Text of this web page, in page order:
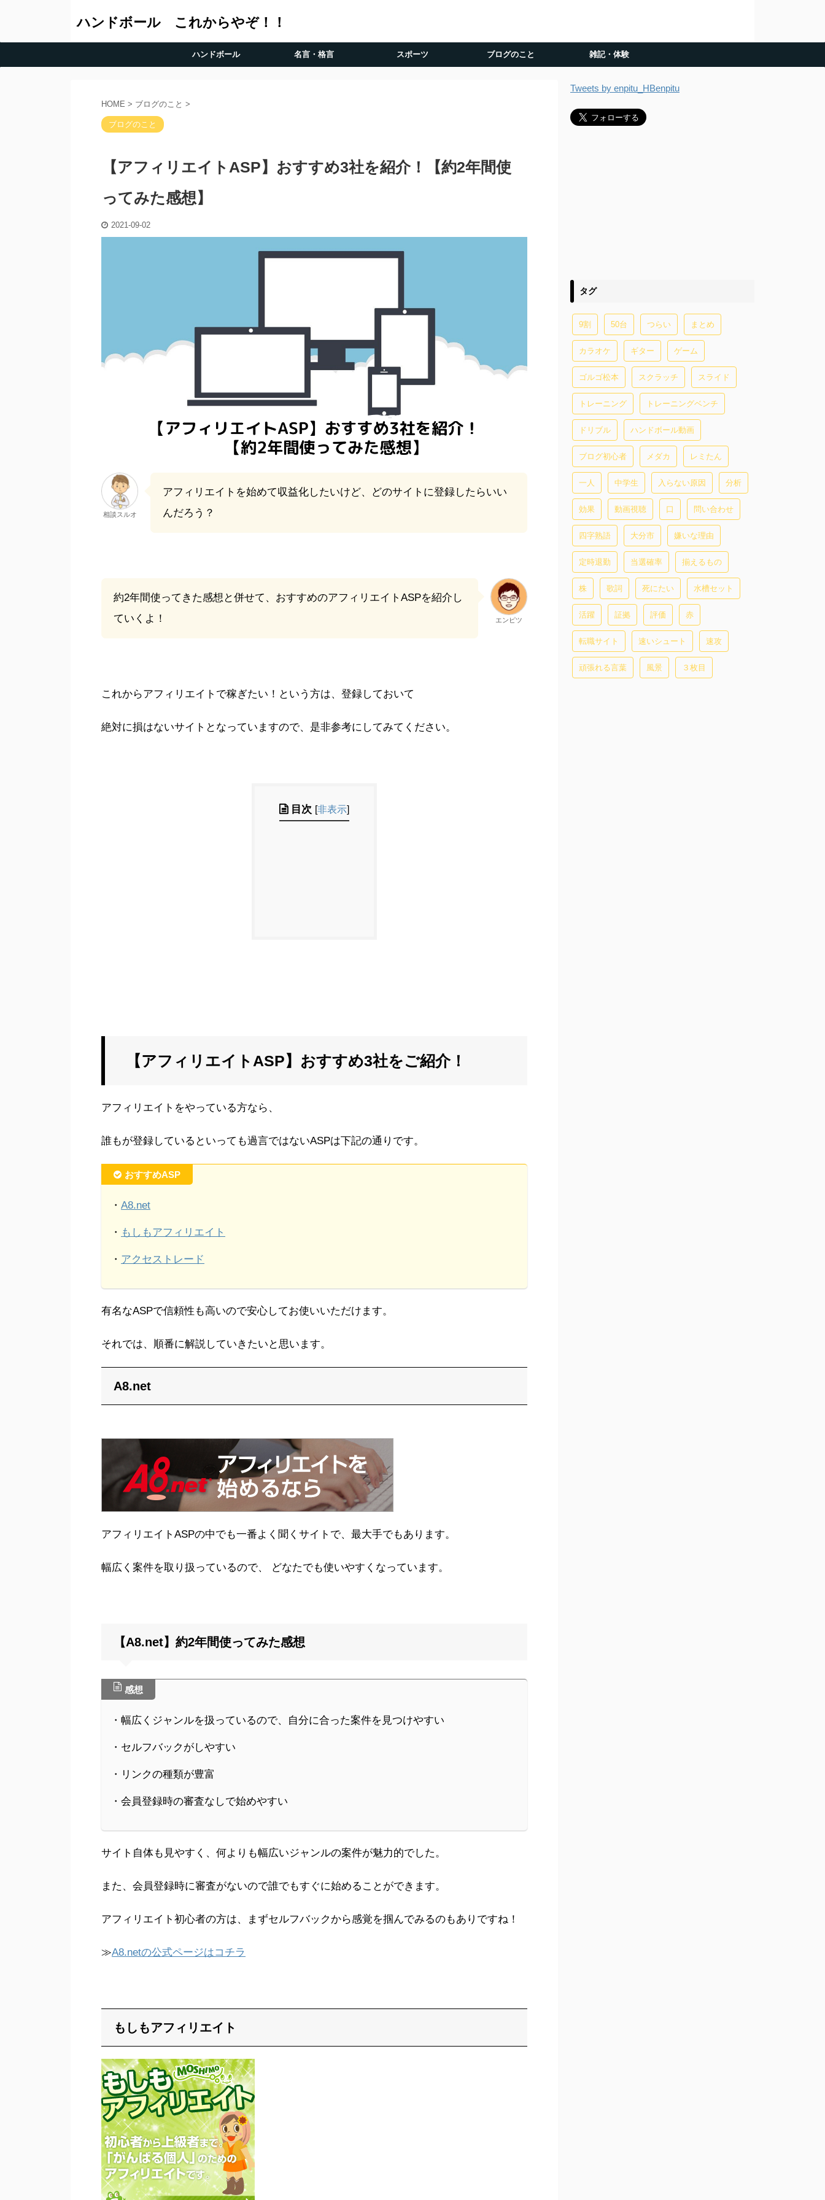
ハンドボール これからやぞ！！
ハンドボール 名言・格言 スポーツ ブログのこと 雑記・体験
HOME > ブログのこと >
ブログのこと
【アフィリエイトASP】おすすめ3社を紹介！【約2年間使
ってみた感想】
2021-09-02
相談スルオ
アフィリエイトを始めて収益化したいけど、どのサイトに登録したらいい
んだろう？
約2年間使ってきた感想と併せて、おすすめのアフィリエイトASPを紹介し
ていくよ！
エンピツ
これからアフィリエイトで稼ぎたい！という方は、登録しておいて
絶対に損はないサイトとなっていますので、是非参考にしてみてください。
目次 [非表示]
【アフィリエイトASP】おすすめ3社をご紹介！
アフィリエイトをやっている方なら、
誰もが登録しているといっても過言ではないASPは下記の通りです。
おすすめASP
・ A8.net
・ もしもアフィリエイト
・ アクセストレード
有名なASPで信頼性も高いので安心してお使いいただけます。
それでは、順番に解説していきたいと思います。
A8.net
アフィリエイトASPの中でも一番よく聞くサイトで、最大手でもあります。
幅広く案件を取り扱っているので、 どなたでも使いやすくなっています。
【A8.net】約2年間使ってみた感想
感想
・幅広くジャンルを扱っているので、自分に合った案件を見つけやすい
・セルフバックがしやすい
・リンクの種類が豊富
・会員登録時の審査なしで始めやすい
サイト自体も見やすく、何よりも幅広いジャンルの案件が魅力的でした。
また、会員登録時に審査がないので誰でもすぐに始めることができます。
アフィリエイト初心者の方は、まずセルフバックから感覚を掴んでみるのもありですね！
≫A8.netの公式ページはコチラ
もしもアフィリエイト
Tweets by enpitu_HBenpitu
タグ
9割 50台 つらい まとめ
カラオケ ギター ゲーム
ゴルゴ松本 スクラッチ スライド
トレーニング トレーニングベンチ
ドリブル ハンドボール動画
ブログ初心者 メダカ レミたん
一人 中学生 入らない原因 分析
効果 動画視聴 口 問い合わせ
四字熟語 大分市 嫌いな理由
定時退勤 当選確率 揃えるもの
株 歌詞 死にたい 水槽セット
活躍 証拠 評価 赤
転職サイト 速いシュート 速攻
頑張れる言葉 風景 ３枚目